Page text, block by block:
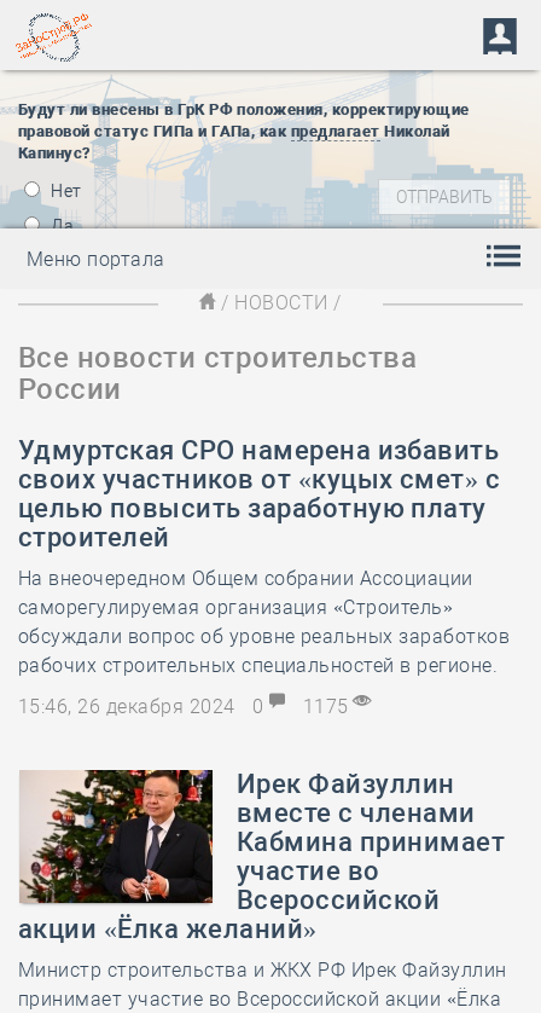
Будут ли внесены в ГрК РФ положения, корректирующие
правовой статус ГИПа и ГАПа, как предлагает Николай
Капинус?
Нет
Да
Меню портала
/ НОВОСТИ /
Все новости строительства
России
Удмуртская СРО намерена избавить
своих участников от «куцых смет» с
целью повысить заработную плату
строителей
На внеочередном Общем собрании Ассоциации
саморегулируемая организация «Строитель»
обсуждали вопрос об уровне реальных заработков
рабочих строительных специальностей в регионе.
15:46, 26 декабря 2024
0 1175
Ирек Файзуллин
вместе с членами
Кабмина принимает
участие во
Всероссийской
акции «Ёлка желаний»
Министр строительства и ЖКХ РФ Ирек Файзуллин
принимает участие во Всероссийской акции «Ёлка